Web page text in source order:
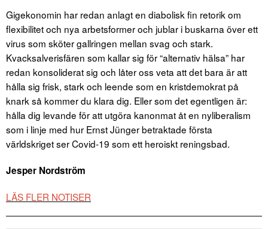
Gigekonomin har redan anlagt en diabolisk fin retorik om
flexibilitet och nya arbetsformer och jublar i buskarna över ett
virus som sköter gallringen mellan svag och stark.
Kvacksalverisfären som kallar sig för “alternativ hälsa” har
redan konsoliderat sig och låter oss veta att det bara är att
hålla sig frisk, stark och leende som en kristdemokrat på
knark så kommer du klara dig. Eller som det egentligen är:
hålla dig levande för att utgöra kanonmat åt en nyliberalism
som i linje med hur Ernst Jünger betraktade första
världskriget ser Covid-19 som ett heroiskt reningsbad.
Jesper Nordström
LÄS FLER NOTISER